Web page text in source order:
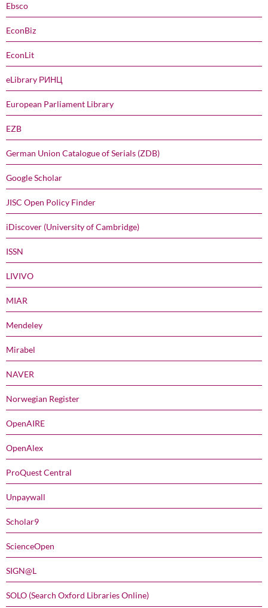
Ebsco
EconBiz
EconLit
eLibrary РИНЦ
European Parliament Library
EZB
German Union Catalogue of Serials (ZDB)
Google Scholar
JISC Open Policy Finder
iDiscover (University of Cambridge)
ISSN
LIVIVO
MIAR
Mendeley
Mirabel
NAVER
Norwegian Register
OpenAIRE
OpenAlex
ProQuest Central
Unpaywall
Scholar9
ScienceOpen
SIGN@L
SOLO (Search Oxford Libraries Online)